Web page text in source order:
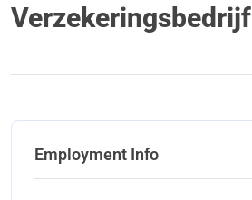
Verzekeringsbedrijf
Employment Info